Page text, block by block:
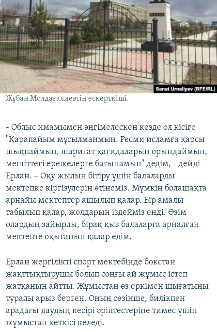
Жұбан Молдағалиевтің ескерткіші.
- Облыс имамымен әңгімелескен кезде ол кісіге
"Қарапайым мұсылманмын. Ресми исламға қарсы
шықпаймын, шариғат қағидаларын орындаймын,
мешіттегі ережелерге бағынамын" дедім, - дейді
Ерлан. – Оқу жылын бітіру үшін балаларды
мектепке кіргізулерін өтінеміз. Мүмкін болашақта
арнайы мектептер ашылып қалар. Бір амалы
табылып қалар, жолдарын іздейміз енді. Өзім
олардың зайырлы, бірақ қыз балаларға арналған
мектепте оқығанын қалар едім.
Ерлан жергілікті спорт мектебінде бокстан
жақттықтырушы болып соңғы ай жұмыс істеп
жатқанын айтты. Жұмыстан өз еркімен шығатыны
туралы арыз берген. Оның сөзінше, билікпен
арадағы даудың кесірі әріптестеріне тимес үшін
жұмыстан кеткісі келеді.